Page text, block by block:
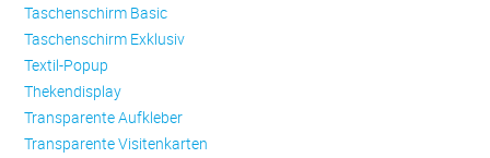
Taschenschirm Basic
Taschenschirm Exklusiv
Textil-Popup
Thekendisplay
Transparente Aufkleber
Transparente Visitenkarten